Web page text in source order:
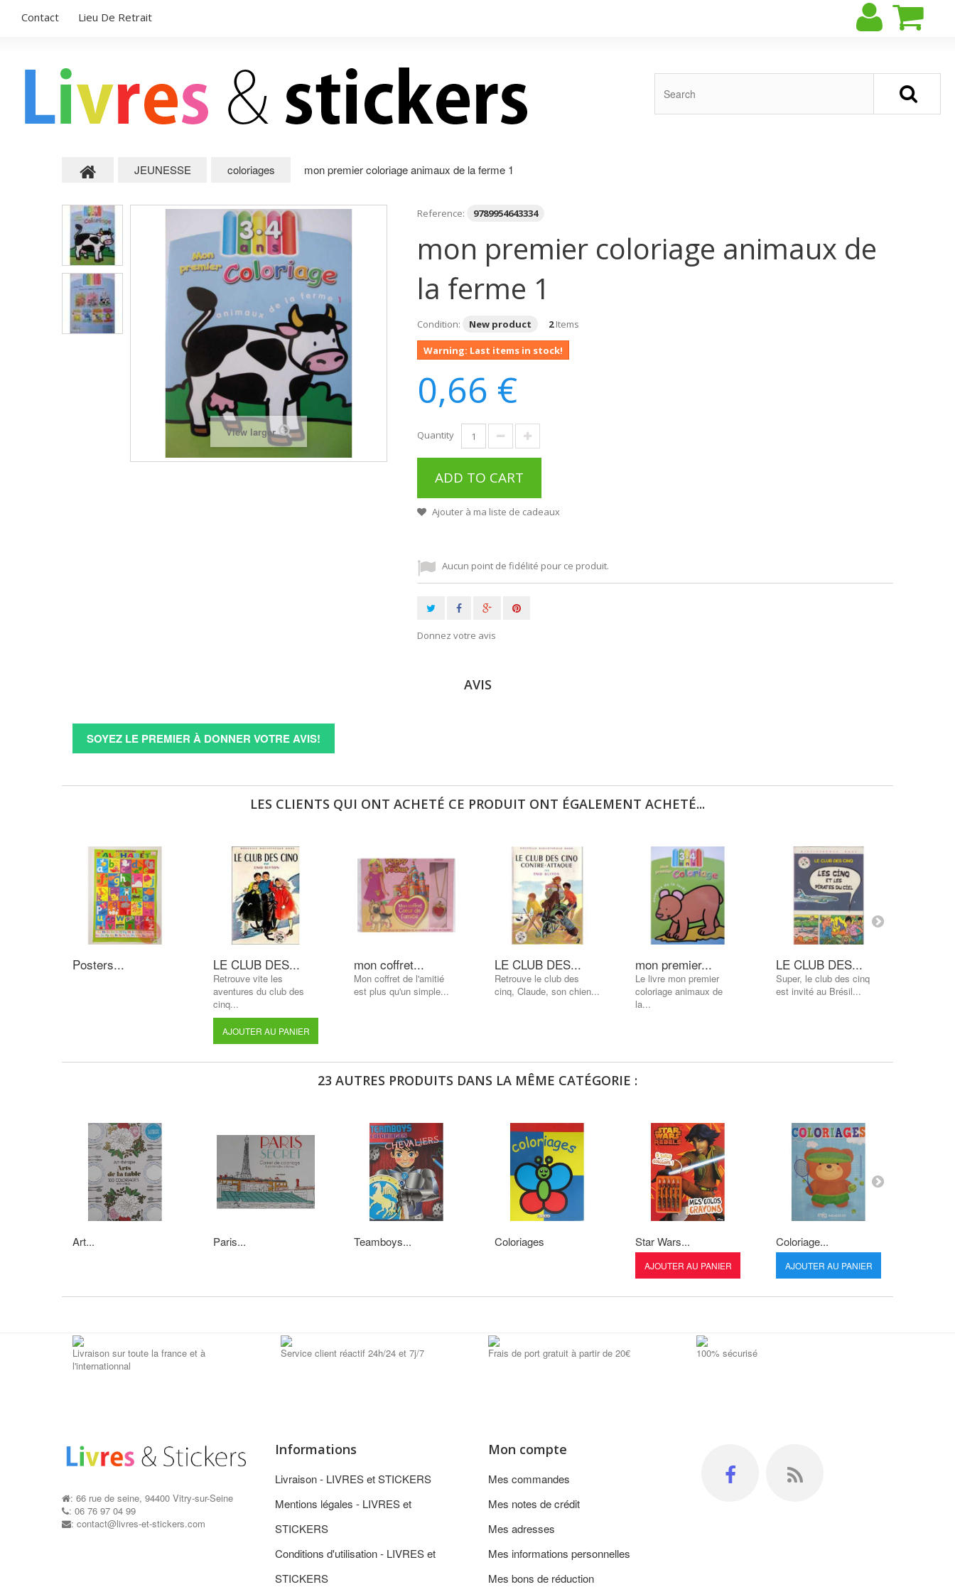
Contact Lieu De Retrait
JEUNESSE coloriages mon premier coloriage animaux de la ferme 1
View larger
Reference: 9789954643334
mon premier coloriage animaux de
la ferme 1
Condition: New product 2 Items
Warning: Last items in stock!
0,66 €
Quantity
ADD TO CART
Ajouter à ma liste de cadeaux
Aucun point de fidélité pour ce produit.
Donnez votre avis
AVIS
SOYEZ LE PREMIER À DONNER VOTRE AVIS!
LES CLIENTS QUI ONT ACHETÉ CE PRODUIT ONT ÉGALEMENT ACHETÉ...
Posters... LE CLUB DES...
Retrouve vite les
aventures du club des
cinq...
AJOUTER AU PANIER
mon coffret...
Mon coffret de l'amitié
est plus qu'un simple...
LE CLUB DES...
Retrouve le club des
cinq, Claude, son chien...
mon premier...
Le livre mon premier
coloriage animaux de
la...
LE CLUB DES...
Super, le club des cinq
est invité au Brésil...
23 AUTRES PRODUITS DANS LA MÊME CATÉGORIE :
Art... Paris... Teamboys... Coloriages Star Wars...
AJOUTER AU PANIER
Coloriage...
AJOUTER AU PANIER
Livraison sur toute la france et à
l'internationnal
Service client réactif 24h/24 et 7j/7 Frais de port gratuit à partir de 20€ 100% sécurisé
: 66 rue de seine, 94400 Vitry-sur-Seine
: 06 76 97 04 99
: contact@livres-et-stickers.com
Informations
Livraison - LIVRES et STICKERS
Mentions légales - LIVRES et
STICKERS
Conditions d'utilisation - LIVRES et
STICKERS
Mon compte
Mes commandes
Mes notes de crédit
Mes adresses
Mes informations personnelles
Mes bons de réduction